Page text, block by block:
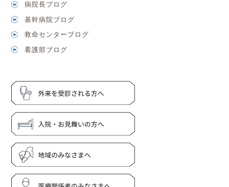
病院長ブログ
基幹病院ブログ
救命センターブログ
看護部ブログ